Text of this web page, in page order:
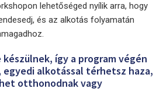
lehetőséged nyílik arra, hogy
és az alkotás folyamatán
így a program végén
alkotással térhetsz haza,
otthonodnak vagy